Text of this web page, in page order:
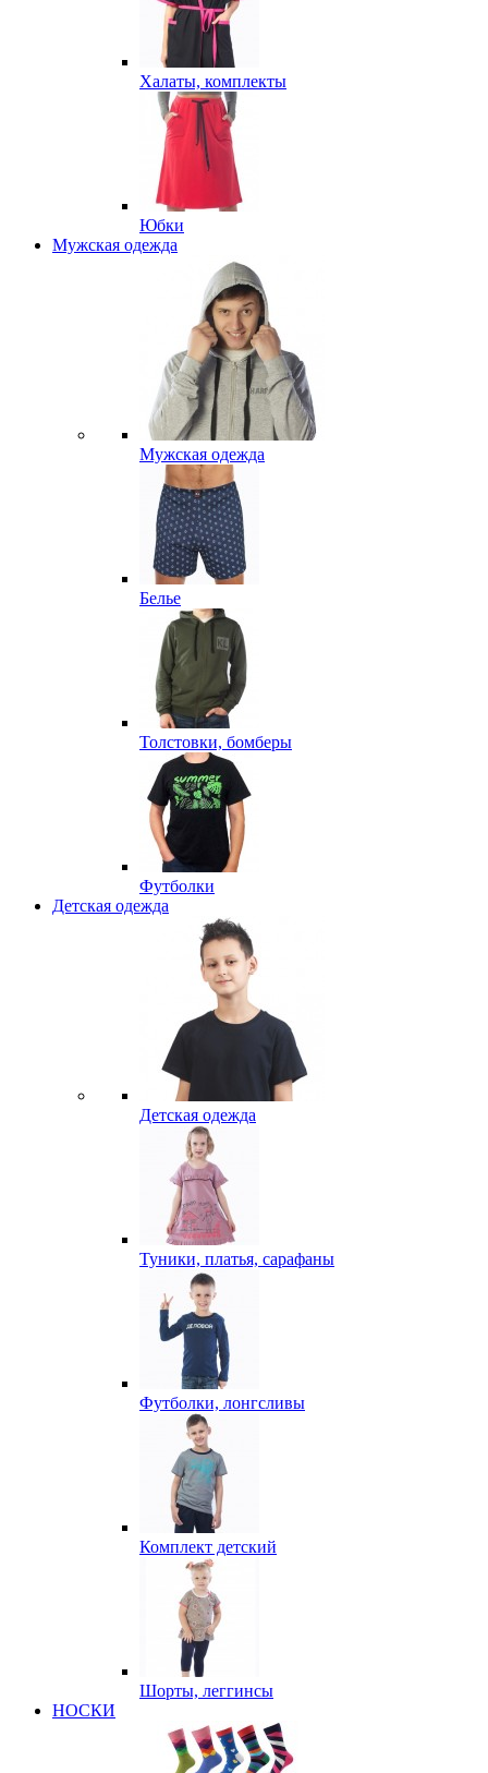
Халаты, комплекты
Юбки
Мужская одежда
Мужская одежда
Белье
Толстовки, бомберы
Футболки
Детская одежда
Детская одежда
Туники, платья, сарафаны
Футболки, лонгсливы
Комплект детский
Шорты, леггинсы
НОСКИ